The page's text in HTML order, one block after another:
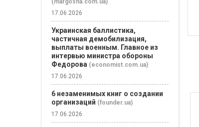
(margosha.com.ua)
17.06.2026
Украинская баллистика,
частичная демобилизация,
выплаты военным. Главное из
интервью министра обороны
Федорова (economist.com.ua)
17.06.2026
6 незаменимых книг о создании
организаций (founder.ua)
17.06.2026